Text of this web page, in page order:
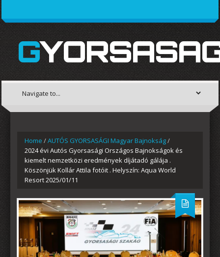
Home /AUTÓS GYORSASÁGI Magyar Bajnokság/
2024 évi Autós Gyorsasági Országos Bajnokságok és
kiemelt nemzetközi eredmények díjátadó gálája .
Köszönjük Kollár Attila fotóit . Helyszín: Aqua World
Resort 2025/01/11